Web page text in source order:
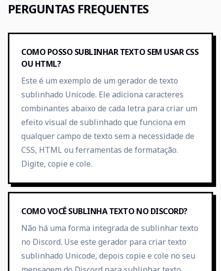
PERGUNTAS FREQUENTES
COMO POSSO SUBLINHAR TEXTO SEM USAR CSS
OU HTML?
Este é um exemplo de um gerador de texto
sublinhado Unicode. Ele adiciona caracteres
combinantes abaixo de cada letra para criar um
efeito visual de sublinhado que funciona em
qualquer campo de texto sem a necessidade de
CSS, HTML ou ferramentas de formatação.
Digite, copie e cole.
COMO VOCÊ SUBLINHA TEXTO NO DISCORD?
Não há uma forma integrada de sublinhar texto
no Discord. Use este gerador para criar texto
sublinhado Unicode, depois copie e cole no seu